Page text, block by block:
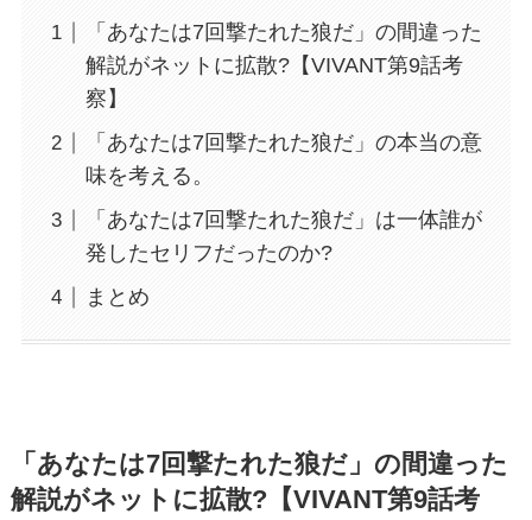
「あなたは7回撃たれた狼だ」の間違った
解説がネットに拡散?【VIVANT第9話考
察】
「あなたは7回撃たれた狼だ」の本当の意
味を考える。
「あなたは7回撃たれた狼だ」は一体誰が
発したセリフだったのか?
まとめ
「あなたは7回撃たれた狼だ」の間違った
解説がネットに拡散?【VIVANT第9話考